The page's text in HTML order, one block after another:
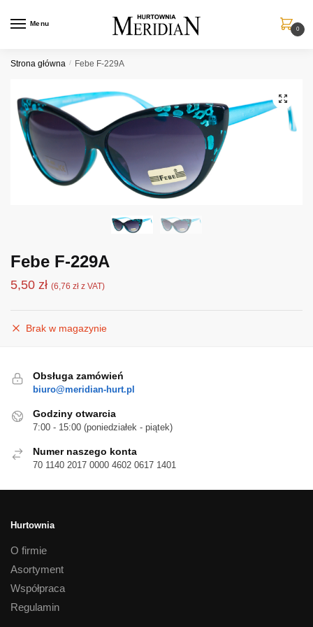
Menu
0
Strona główna / Febe F-229A
Febe F-229A
5,50 zł (6,76 zł z VAT)
Brak w magazynie
Obsługa zamówień
biuro@meridian-hurt.pl
Godziny otwarcia
7:00 - 15:00 (poniedziałek - piątek)
Numer naszego konta
70 1140 2017 0000 4602 0617 1401
Hurtownia
O firmie
Asortyment
Współpraca
Regulamin